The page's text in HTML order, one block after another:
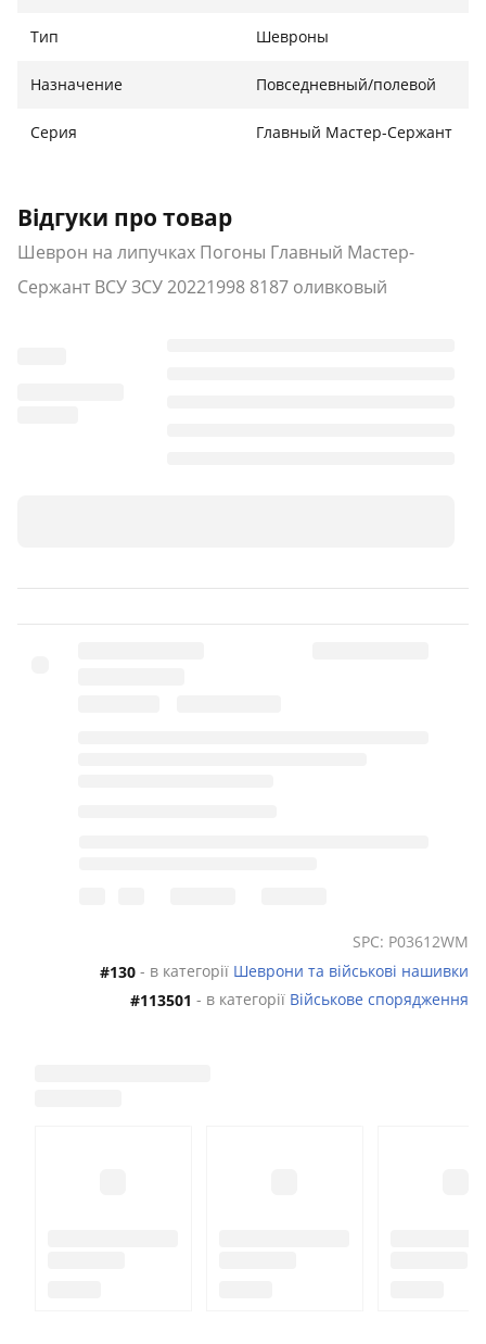
Страна производителя: Украина
Тип Шевроны
Назначение Повседневный/полевой
Серия Главный Мастер-Сержант
Відгуки про товар
Шеврон на липучках Погоны Главный Мастер-
Сержант ВСУ ЗСУ 20221998 8187 оливковый
SPC: P03612WM
#130 - в категорії Шеврони та військові нашивки
#113501 - в категорії Військове спорядження